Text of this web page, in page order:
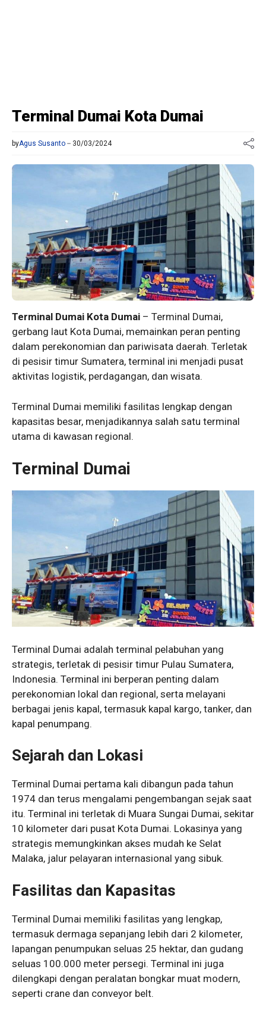
Terminal Dumai Kota Dumai
byAgus Susanto 30/03/2024
Terminal Dumai Kota Dumai – Terminal Dumai,
gerbang laut Kota Dumai, memainkan peran penting
dalam perekonomian dan pariwisata daerah. Terletak
di pesisir timur Sumatera, terminal ini menjadi pusat
aktivitas logistik, perdagangan, dan wisata.
Terminal Dumai memiliki fasilitas lengkap dengan
kapasitas besar, menjadikannya salah satu terminal
utama di kawasan regional.
Terminal Dumai
Terminal Dumai adalah terminal pelabuhan yang
strategis, terletak di pesisir timur Pulau Sumatera,
Indonesia. Terminal ini berperan penting dalam
perekonomian lokal dan regional, serta melayani
berbagai jenis kapal, termasuk kapal kargo, tanker, dan
kapal penumpang.
Sejarah dan Lokasi
Terminal Dumai pertama kali dibangun pada tahun
1974 dan terus mengalami pengembangan sejak saat
itu. Terminal ini terletak di Muara Sungai Dumai, sekitar
10 kilometer dari pusat Kota Dumai. Lokasinya yang
strategis memungkinkan akses mudah ke Selat
Malaka, jalur pelayaran internasional yang sibuk.
Fasilitas dan Kapasitas
Terminal Dumai memiliki fasilitas yang lengkap,
termasuk dermaga sepanjang lebih dari 2 kilometer,
lapangan penumpukan seluas 25 hektar, dan gudang
seluas 100.000 meter persegi. Terminal ini juga
dilengkapi dengan peralatan bongkar muat modern,
seperti crane dan conveyor belt.